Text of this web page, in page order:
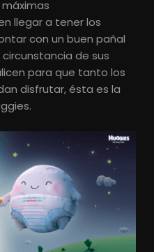
llegar a tener los
con un buen pañal
de sus
para que tanto los
disfrutar, ésta es la